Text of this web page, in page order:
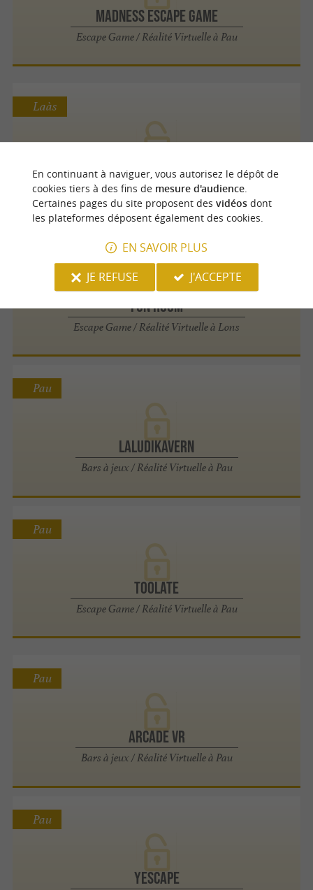
Madness Escape Game
Escape Game / Réalité Virtuelle à Pau
Un escape game inédit au cœur du Château
de Laas
Laàs
Fun Room
Escape Game / Réalité Virtuelle à Lons
Laludikavern
Bars à jeux / Réalité Virtuelle à Pau
Pau
Toolate
Escape Game / Réalité Virtuelle à Pau
Pau
Arcade VR
Bars à jeux / Réalité Virtuelle à Pau
Pau
Yescape
Pau
En continuant à naviguer, vous autorisez le dépôt de
cookies tiers à des fins de mesure d'audience.
Certaines pages du site proposent des vidéosdont
les plateformes déposent également des cookies.
EN SAVOIR PLUS
JE REFUSE
J'ACCEPTE